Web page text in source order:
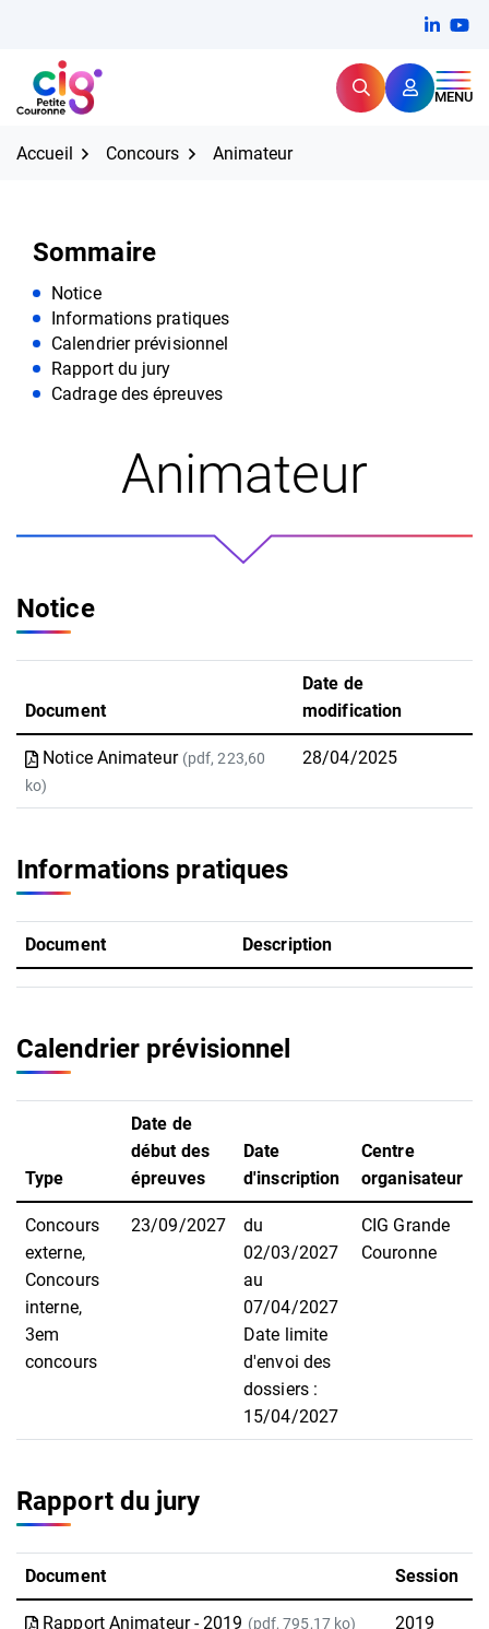
contenu
CIG Petite Couronne RechercherMENU
Expertise et proximité pour
Accueil Concours Animateur
Sommaire
Notice
Informations pratiques
Calendrier prévisionnel
Rapport du jury
Cadrage des épreuves
Animateur
Notice
Document
Date de
modification
Notice Animateur (pdf, 223,60
ko)
28/04/2025
Informations pratiques
Document Description
Calendrier prévisionnel
Type
Date de
début des
épreuves
Date
d'inscription
Centre
organisateur
Concours
externe,
Concours
interne,
3em
concours
23/09/2027
du
02/03/2027
au
07/04/2027
Date limite
d'envoi des
dossiers :
15/04/2027
CIG Grande
Couronne
Rapport du jury
Document Session
Rapport Animateur - 2019 (pdf, 795,17 ko) 2019